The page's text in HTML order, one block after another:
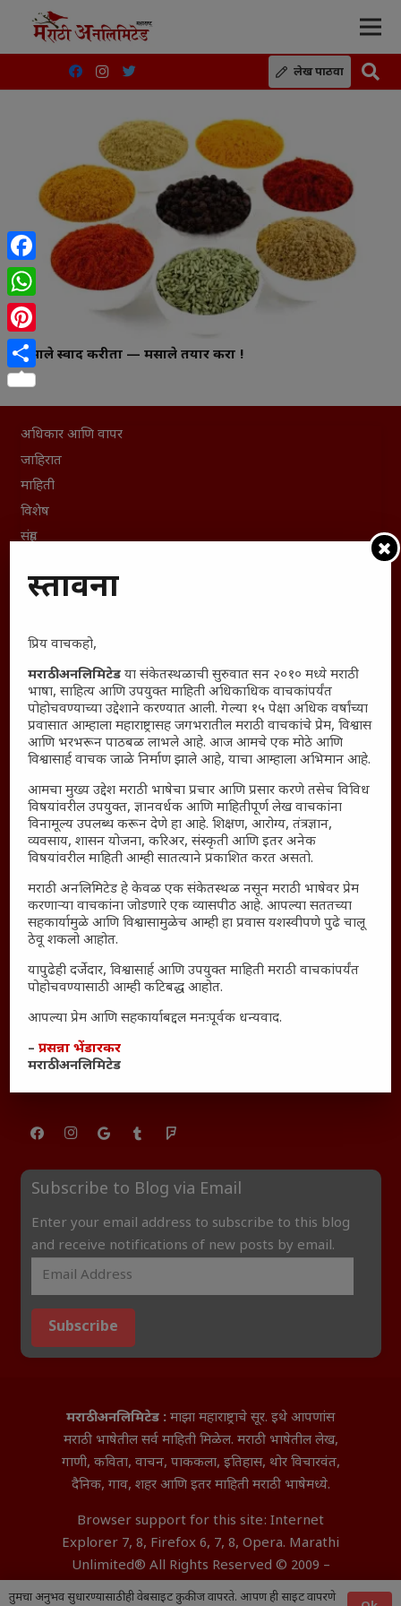
लेख पाठवा
मसाले स्वाद करीता — मसाले तयार करा !
अधिकार आणि वापर
जाहिरात
माहिती
विशेष
संग्रह
English To Hindi
Polls Archive
Shop Unlimited
Thought For The Day
सामान्य आजारांवर गावठी उपाय – घरच्या घरी मिळवा प्राथमिक
आराम
महाराष्ट्रातील किल्ल्यांचे महत्त्व : स्वराज्याच्या वैभवशाली इतिहासाचे
साक्षीदार
₹370 ची बिर्याणी” आणि हरवत चाललेली संवेदनशीलता : आजच्या
तरुणांच्या मनात नेमकं काय चाललंय?
यश आणि आत्मविश्वास: स्वप्नांना वास्तवात बदलण्याची शक्ती
महाराष्ट्रातील बदलत्या हवामानाचा शेतीवर वाढता परिणाम:
शेतकऱ्यांसमोरील नवीन आव्हाने आणि संधी
महाराष्ट्र आणि संपूर्ण भारतातील शेतकऱ्यांना मान्सूनचे महत्त्व
‘कॉकरोच जनता पार्टी’ची वेबसाईट अचानक डाउन; सोशल
मीडियावर चर्चांना उधाण
सार्वजनिक नोंद: पेमेंट डिफॉल्ट प्रकरण – Kris Ankem [FFME]
धावपळीच्या जीवनात शांततेचा शोध – Meditation का आवश्यक
Subscribe to Blog via Email
Enter your email address to subscribe to this blog
and receive notifications of new posts by email.
Subscribe
मराठी अनलिमिटेड : माझा महाराष्ट्राचे सूर. इथे आपणांस
मराठी भाषेतील सर्व माहिती मिळेल. मराठी भाषेतील लेख,
गाणी, कविता, वाचन, पाककला, इतिहास, थोर विचारवंत,
दैनिक, गाव, शहर आणि इतर माहिती मराठी भाषेमध्ये.
Browser support for this site: Internet
Explorer 7, 8, Firefox 6, 7, 8, Opera. Marathi
Unlimited® All Rights Reserved © 2009 –
2026 Aditya InfoTech Nagpur.
Facebook
WhatsApp
Pinterest
Share
तुमचा अनुभव सुधारण्यासाठी ही वेबसाइट कुकीज वापरते. आपण ही साइट वापरणे
प्रस्तावना
प्रिय वाचकहो,
मराठी अनलिमिटेड या संकेतस्थळाची सुरुवात सन २०१० मध्ये मराठी
भाषा, साहित्य आणि उपयुक्त माहिती अधिकाधिक वाचकांपर्यंत
पोहोचवण्याच्या उद्देशाने करण्यात आली. गेल्या १५ पेक्षा अधिक वर्षांच्या
प्रवासात आम्हाला महाराष्ट्रासह जगभरातील मराठी वाचकांचे प्रेम, विश्वास
आणि भरभरून पाठबळ लाभले आहे. आज आमचे एक मोठे आणि
विश्वासार्ह वाचक जाळे निर्माण झाले आहे, याचा आम्हाला अभिमान आहे.
आमचा मुख्य उद्देश मराठी भाषेचा प्रचार आणि प्रसार करणे तसेच विविध
विषयांवरील उपयुक्त, ज्ञानवर्धक आणि माहितीपूर्ण लेख वाचकांना
विनामूल्य उपलब्ध करून देणे हा आहे. शिक्षण, आरोग्य, तंत्रज्ञान,
व्यवसाय, शासन योजना, करिअर, संस्कृती आणि इतर अनेक
विषयांवरील माहिती आम्ही सातत्याने प्रकाशित करत असतो.
मराठी अनलिमिटेड हे केवळ एक संकेतस्थळ नसून मराठी भाषेवर प्रेम
करणाऱ्या वाचकांना जोडणारे एक व्यासपीठ आहे. आपल्या सततच्या
सहकार्यामुळे आणि विश्वासामुळेच आम्ही हा प्रवास यशस्वीपणे पुढे चालू
ठेवू शकलो आहोत.
यापुढेही दर्जेदार, विश्वासार्ह आणि उपयुक्त माहिती मराठी वाचकांपर्यंत
पोहोचवण्यासाठी आम्ही कटिबद्ध आहोत.
आपल्या प्रेम आणि सहकार्याबद्दल मनःपूर्वक धन्यवाद.
–प्रसन्ना भेंडारकर
मराठी अनलिमिटेड